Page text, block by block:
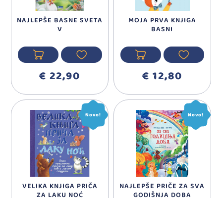
NAJLEPŠE BASNE SVETA
V
€ 22,90
MOJA PRVA KNJIGA
BASNI
€ 12,80
Novo!
VELIKA KNJIGA PRIČA
ZA LAKU NOĆ
Novo!
NAJLEPŠE PRIČE ZA SVA
GODIŠNJA DOBA